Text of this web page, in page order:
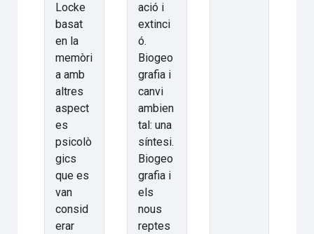
Locke
basat
en la
memòri
a amb
altres
aspect
es
psicolò
gics
que es
van
consid
erar
ació i
extinci
ó.
Biogeo
grafia i
canvi
ambien
tal: una
síntesi.
Biogeo
grafia i
els
nous
reptes